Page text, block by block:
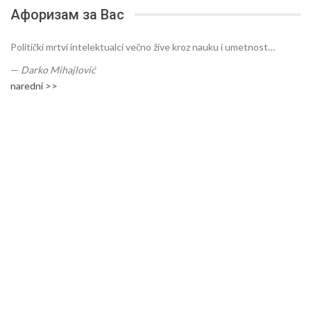
Афоризам за Вас
Politički mrtvi intelektualci večno žive kroz nauku i umetnost…
— Darko Mihajlović
naredni >>